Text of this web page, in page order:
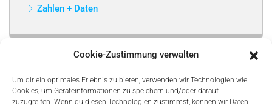
Cookie-Zustimmung verwalten
Um dir ein optimales Erlebnis zu bieten, verwenden wir Technologien wie
Cookies, um Geräteinformationen zu speichern und/oder darauf
zuzugreifen. Wenn du diesen Technologien zustimmst, können wir Daten
Zahlen + Daten